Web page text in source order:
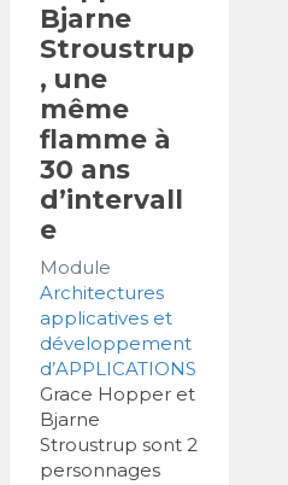
Bjarne
Stroustrup
, une
même
flamme à
30 ans
d’intervall
e
Module
Architectures
applicatives et
développement
d’APPLICATIONS
Grace Hopper et
Bjarne
Stroustrup sont 2
personnages